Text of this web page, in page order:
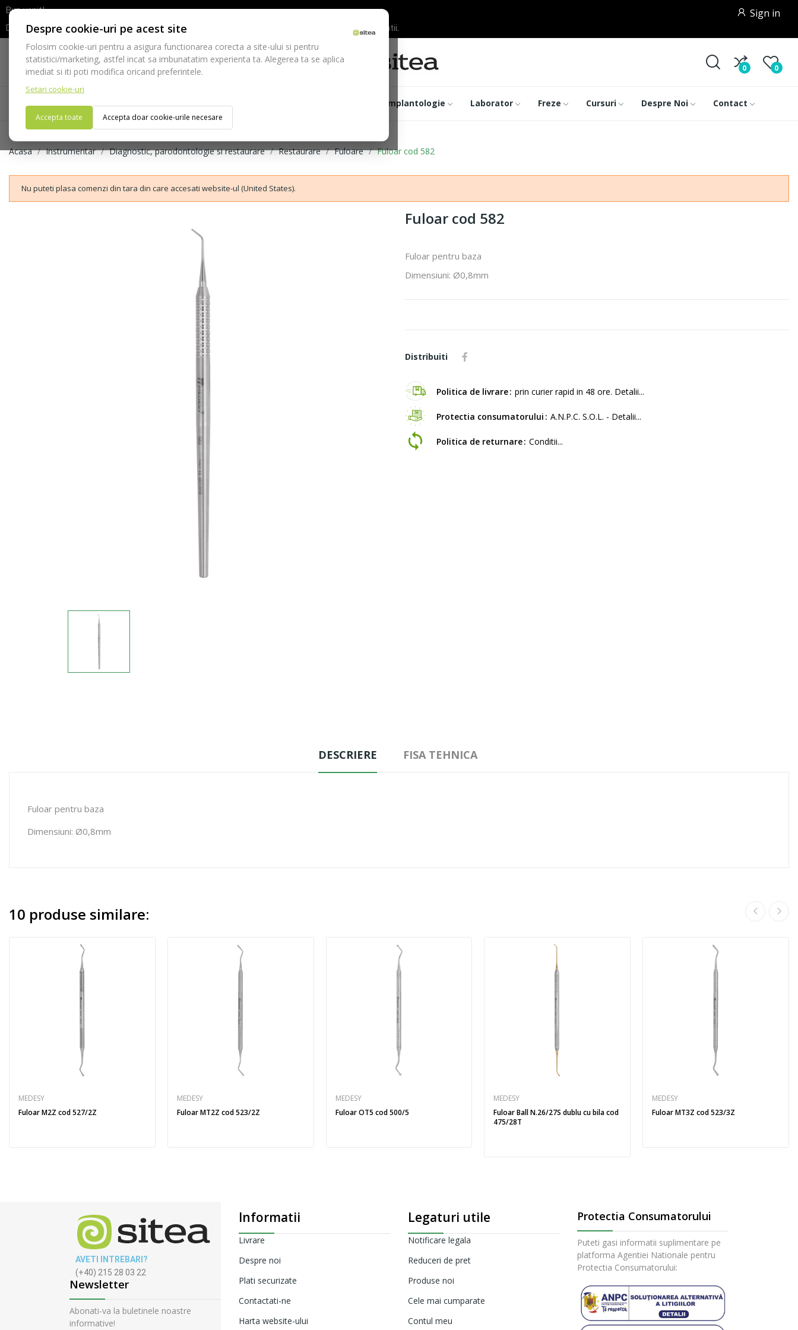
Despre cookie-uri pe acest site
Folosim cookie-uri pentru a asigura functionarea corecta a site-ului si pentru
statistici/marketing, astfel incat sa imbunatatim experienta ta. Alegerea ta se aplica
imediat si iti poti modifica oricand preferintele.
Setari cookie-uri
Accepta toate Accepta doar cookie-urile necesare
Bun venit!
Dupa efectuarea comenzii va rugam sa asteptati confirmarea stocurilor inainte de efectuarea platii.
Sign in
Telefon:
021-528 03 23
0 0
Acasa Consumabile Echipamente Implantologie Laborator Freze Cursuri Despre Noi Contact
Acasa Instrumentar Diagnostic, parodontologie si restaurare Restaurare Fuloare Fuloar cod 582
Nu puteti plasa comenzi din tara din care accesati website-ul (United States).
Fuloar cod 582
Fuloar pentru baza
Dimensiuni: Ø0,8mm
Distribuiti
Politica de livrare prin curier rapid in 48 ore. Detalii...
Protectia consumatorului A.N.P.C. S.O.L. - Detalii...
Politica de returnare Conditii...
DESCRIERE FISA TEHNICA
Fuloar pentru baza
Dimensiuni: Ø0,8mm
10 produse similare:
MEDESY
Fuloar M2Z cod 527/2Z
MEDESY
Fuloar MT2Z cod 523/2Z
MEDESY
Fuloar OT5 cod 500/5
MEDESY
Fuloar Ball N.26/27S dublu cu bila cod
475/28T
MEDESY
Fuloar MT3Z cod 523/3Z
AVETI INTREBARI?
(+40) 215 28 03 22
Newsletter
Abonati-va la buletinele noastre
informative!
Informatii
Livrare
Despre noi
Plati securizate
Contactati-ne
Harta website-ului
Legaturi utile
Notificare legala
Reduceri de pret
Produse noi
Cele mai cumparate
Contul meu
Protectia Consumatorului
Puteti gasi informatii suplimentare pe
platforma Agentiei Nationale pentru
Protectia Consumatorului: